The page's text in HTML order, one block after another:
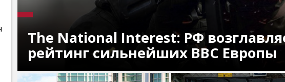
The National Interest: РФ
рейтинг сильнейших ВВС Европы